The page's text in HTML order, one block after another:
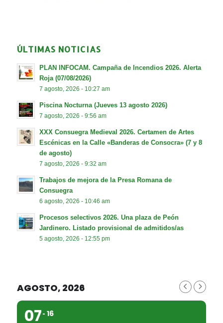
ÚLTIMAS NOTICIAS
PLAN INFOCAM. Campaña de Incendios 2026. Alerta
Roja (07/08/2026)
7 agosto, 2026 - 10:27 am
Piscina Nocturna (Jueves 13 agosto 2026)
7 agosto, 2026 - 9:56 am
XXX Consuegra Medieval 2026. Certamen de Artes
Escénicas en la Calle «Banderas de Consocra» (7 y 8
de agosto)
7 agosto, 2026 - 9:32 am
Trabajos de mejora de la Presa Romana de
Consuegra
6 agosto, 2026 - 10:46 am
Procesos selectivos 2026. Una plaza de Peón
Jardinero. Listado provisional de admitidos/as
5 agosto, 2026 - 12:55 pm
AGOSTO, 2026
07 16